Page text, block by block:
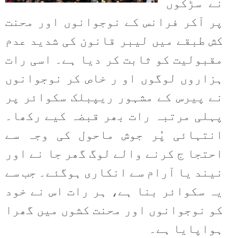
نے سڑکوں
پر آکر فرانس کے نوجوانوں اور محنت
کش طبقے میں لیبر قانون کی شدید عدم
مقبولیت کو ثابت کر دیا ہے۔ اسی رات
ہزاروں لوگوں او ر خاص کر نوجوانوں
نے پیرس کے مشہور ریپبلک سکوائر پر
پہلی مرتبہ رات بھر قبضہ کیے رکھا۔
انتہائی پُر جوش ماحول کی وجہ سے
احتجا ج کرنے والے لوگ گھر جا نے اور
نیند یا آرام سے انکاری ہوگئے۔ جب سے
یہ سکوائر بنا ہے، ہر رات اس نے خود
کو نوجوانوں اور محنت کشوں میں گھرا
ہواپایا ہے۔